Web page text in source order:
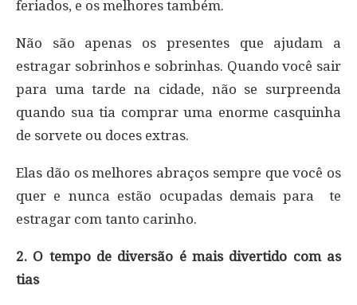
feriados, e os melhores também.
Não são apenas os presentes que ajudam a
estragar sobrinhos e sobrinhas. Quando você sair
para uma tarde na cidade, não se surpreenda
quando sua tia comprar uma enorme casquinha
de sorvete ou doces extras.
Elas dão os melhores abraços sempre que você os
quer e nunca estão ocupadas demais para te
estragar com tanto carinho.
2. O tempo de diversão é mais divertido com as
tias